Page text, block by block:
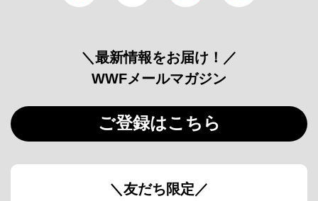
＼最新情報をお届け！／
WWFメールマガジン
ご登録はこちら
＼友だち限定／